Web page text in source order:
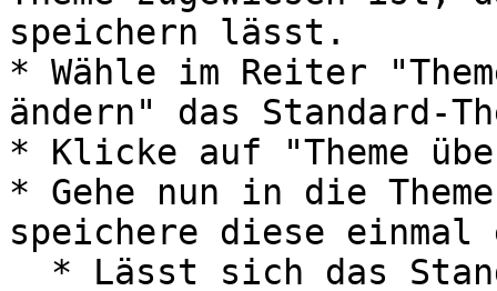
speichern lässt.
* Wähle im Reiter
ändern" das Standard-
* Klicke auf "Theme
* Gehe nun in die
speichere diese einmal